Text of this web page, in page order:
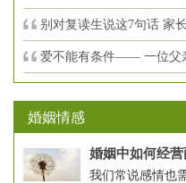
别对复读生说这7句话 家
爱不能有条件—— 一位父
婚姻情感
婚姻中如何经
我们常说感情也